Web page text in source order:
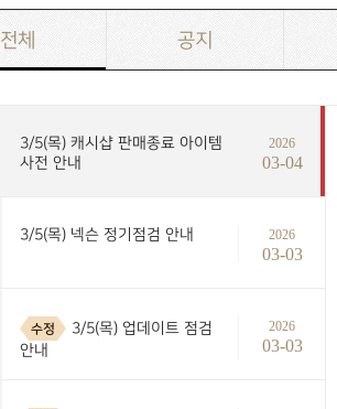
전체 공지
3/5(목) 캐시샵 판매종료 아이템
사전 안내
2026
03-04
3/5(목) 넥슨 정기점검 안내 2026
03-03
수정
3/5(목) 업데이트 점검
안내
2026
03-03